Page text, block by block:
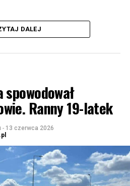
DALEJ
Ranny 19-latek
- 13 czerwca 2026